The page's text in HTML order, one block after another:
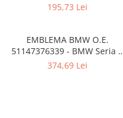
Cutie viteze
Cutie viteze
Kit revizie
63312469631 - Seria 1-Seria 8,
195,73 Lei
EMBLEMA BMW O.E.
51147376339 - BMW Seria 8
G14 G15 G16 F91 F92 F93 M8,
374,69 Lei